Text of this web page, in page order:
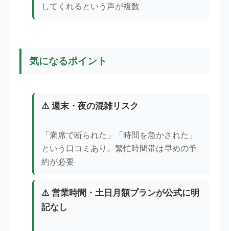
してくれるという声が複数
気になるポイント
⚠ 週末・夜の混雑リスク
「満席で断られた」「時間を急かされた」
という口コミあり。繁忙時間帯は早めの予
約が必要
⚠ 営業時間・土日月額プランが公式に明
記なし